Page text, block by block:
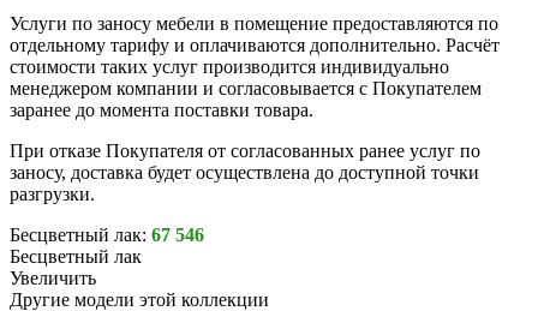
Услуги по заносу мебели в помещение предоставляются по
отдельному тарифу и оплачиваются дополнительно. Расчёт
стоимости таких услуг производится индивидуально
менеджером компании и согласовывается с Покупателем
заранее до момента поставки товара.
При отказе Покупателя от согласованных ранее услуг по
заносу, доставка будет осуществлена до доступной точки
разгрузки.
Бесцветный лак: 67 546
Бесцветный лак
Увеличить
Другие модели этой коллекции